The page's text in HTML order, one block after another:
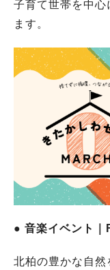
子育て世帯を中
ます。
● 音楽イベント
北柏の豊かな自然